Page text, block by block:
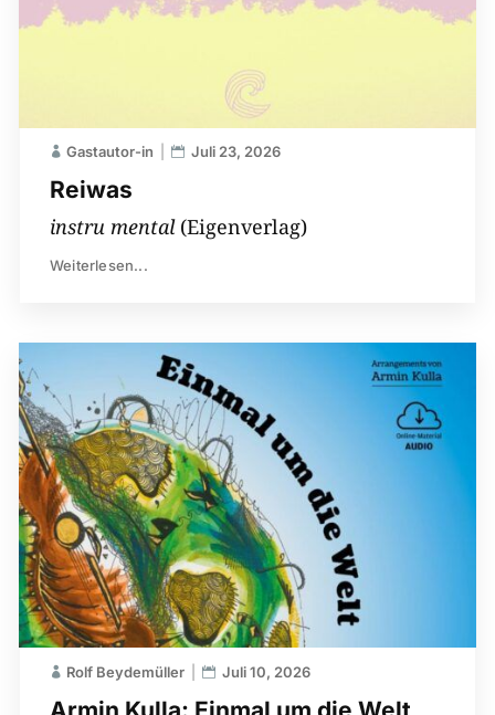
Reiwas
Gastautor-in Juli 23, 2026
instru mental(Eigenverlag)
Weiterlesen...
Armin Kulla: Einmal um die Welt
Rolf Beydemüller Juli 10, 2026